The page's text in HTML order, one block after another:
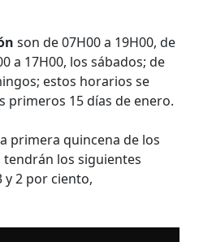
son de 07H00 a 19H00, de
a 17H00, los sábados; de
estos horarios se
primeros 15 días de enero.
primera quincena de los
tendrán los siguientes
y 2 por ciento,